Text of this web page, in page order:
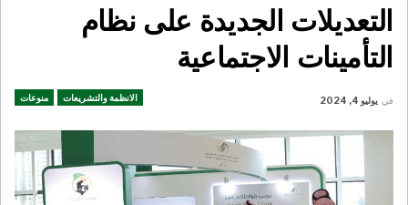
التعديلات الجديدة على نظام
التأمينات الاجتماعية
الانظمة والتشريعات منوعات في يوليو 4, 2024